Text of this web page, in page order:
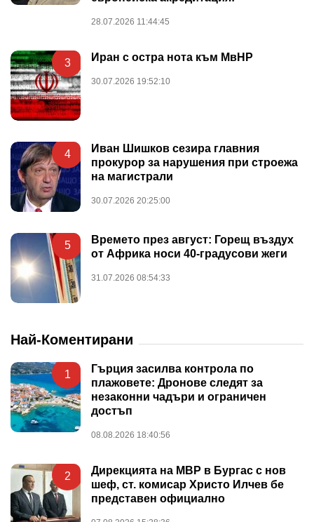
28.07.2026 11:44:45
3 Иран с остра нота към МвНР
30.07.2026 19:52:10
4
Иван Шишков сезира главния
прокурор за нарушения при строежа
на магистрали
30.07.2026 20:25:00
5
Времето през август: Горещ въздух
от Африка носи 40-градусови жеги
31.07.2026 08:54:33
Най-Коментирани
1
Гърция засилва контрола по
плажовете: Дронове следят за
незаконни чадъри и ограничен
достъп
08.08.2026 18:40:56
2
Дирекцията на МВР в Бургас с нов
шеф, ст. комисар Христо Илчев бе
представен официално